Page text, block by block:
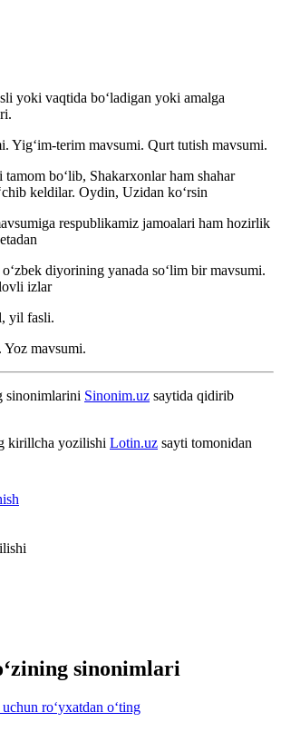
yoki vaqtida boʻladigan yoki amalga
Yigʻim-terim mavsumi. Qurt tutish mavsumi.
tamom boʻlib, Shakarxonlar ham shahar
keldilar. Oydin, Uzidan koʻrsin
respublikamiz jamoalari ham hozirlik
diyorining yanada soʻlim bir mavsumi.
izlar
yil fasli.
mavsumi.
sinonimlarini Sinonim.uz saytida qidirib
kirillcha yozilishi Lotin.uz sayti tomonidan
sinonimlari
ro‘yxatdan o‘ting